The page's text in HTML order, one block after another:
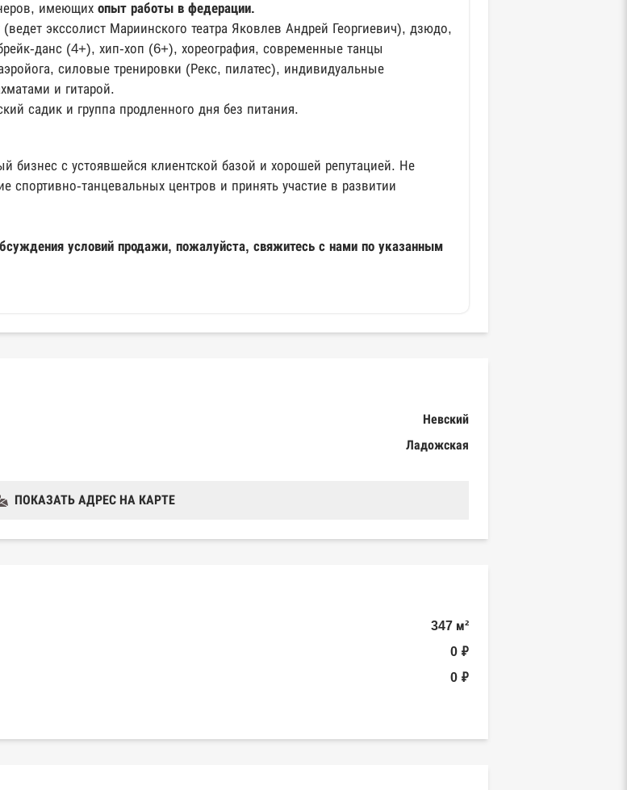
имеющих опыт работы в федерации.
экссолист Мариинского театра Яковлев Андрей Георгиевич), дзюдо,
данс (4+), хип-хоп (6+), хореография, современные танцы
силовые тренировки (Рекс, пилатес), индивидуальные
и гитарой.
садик и группа продленного дня без питания.
бизнес с устоявшейся клиентской базой и хорошей репутацией. Не
спортивно-танцевальных центров и принять участие в развитии
условий продажи, пожалуйста, свяжитесь с нами по указанным
Невский
Ладожская
ПОКАЗАТЬ АДРЕС НА КАРТЕ
347 м²
0 ₽
0 ₽